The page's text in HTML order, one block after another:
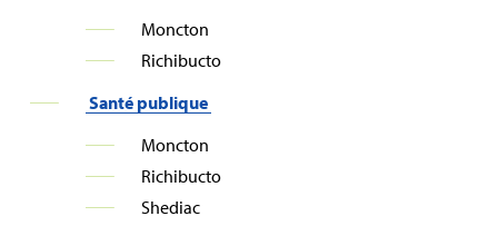
Moncton
Richibucto
Santé publique
Moncton
Richibucto
Shediac